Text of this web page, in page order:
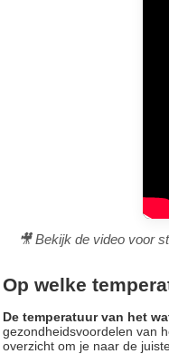
🎥 Bekijk de video voor
Op welke
De temperatuur van het
gezondheidsvoordelen van
overzicht om je naar de